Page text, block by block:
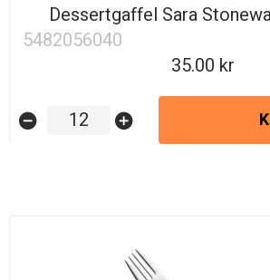
Dessertgaffel Sara
5482056040
35.00
remove_circle add_circle